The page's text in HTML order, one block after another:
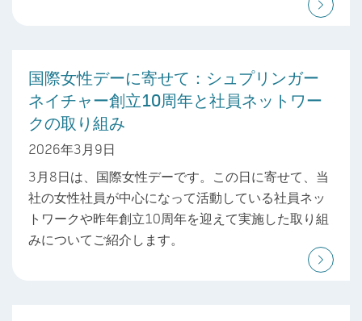
国際女性デーに寄せて：シュプリンガー
ネイチャー創立10周年と社員ネットワー
クの取り組み
2026年3月9日
3月8日は、国際女性デーです。この日に寄せて、当
社の女性社員が中心になって活動している社員ネッ
トワークや昨年創立10周年を迎えて実施した取り組
みについてご紹介します。